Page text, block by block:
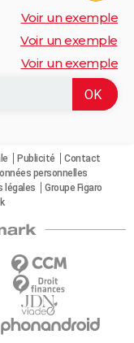
Voir un exemple
Voir un exemple
Voir un exemple
Publicité
Contact
personnelles
légales
Groupe Figaro